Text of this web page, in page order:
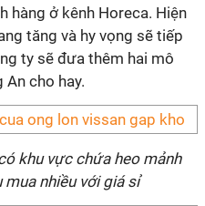
hàng ở kênh Horeca. Hiện
tăng và hy vọng sẽ tiếp
ty sẽ đưa thêm hai mô
An cho hay.
khu vực chứa heo mảnh
mua nhiều với giá sỉ